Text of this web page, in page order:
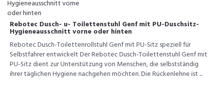
Rebotec Dusch- u- Toilettenstuhl Genf mit PU-Duschsitz-
Hygieneausschnitt vorne oder hinten
Rebotec Dusch-Toilettenrollstuhl Genf mit PU-Sitz speziell für
Selbstfahrer entwickelt Der Rebotec Dusch-Toilettenstuhl Genf mit
PU-Sitz dient zur Unterstützung von Menschen, die selbstständig
ihrer täglichen Hygiene nachgehen möchten. Die Rückenlehne ist ...